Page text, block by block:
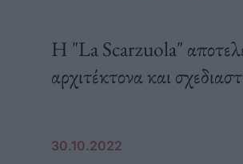
H "La Scarzuola"
αρχιτέκτονα και
30.10.2022